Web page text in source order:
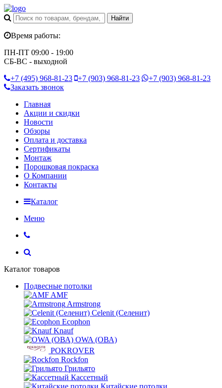
Время работы:
ПН-ПТ 09:00 - 19:00
СБ-ВС - выходной
+7 (495) 968-81-23 +7 (903) 968-81-23 +7 (903) 968-81-23
Заказать звонок
Главная
Акции и скидки
Новости
Обзоры
Оплата и доставка
Сертификаты
Монтаж
Порошковая покраска
О Компании
Контакты
Каталог
Меню
Каталог товаров
Подвесные потолки
AMF
Armstrong
Celenit (Селенит)
Ecophon
Knauf
OWA (ОВА)
POKROVER
Rockfon
Грильято
Кассетный
Китайские потолки